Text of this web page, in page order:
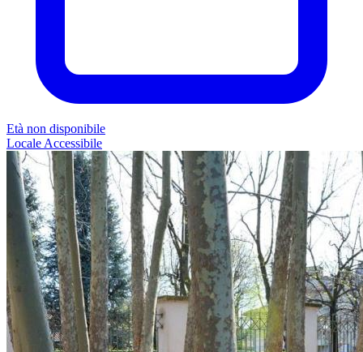
Età non disponibile
Locale Accessibile